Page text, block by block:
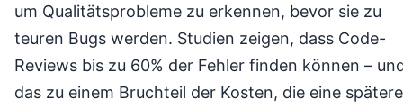
um Qualitätsprobleme zu erkennen, bevor sie zu
teuren Bugs werden. Studien zeigen, dass Code-
Reviews bis zu 60% der Fehler finden können –
das zu einem Bruchteil der Kosten, die eine spätere